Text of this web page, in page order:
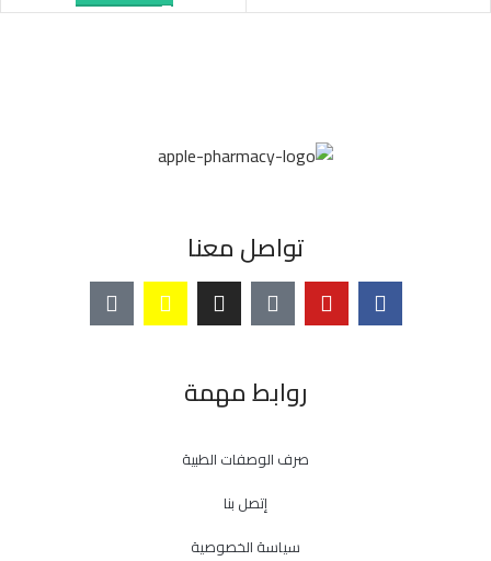
تواصل معنا
روابط مهمة
صرف الوصفات الطبية
إتصل بنا
سياسة الخصوصية